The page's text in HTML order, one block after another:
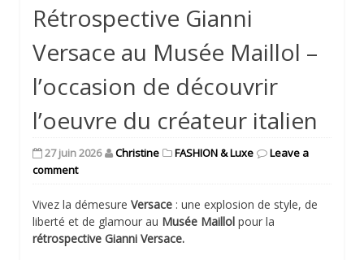
Rétrospective Gianni
Versace au Musée Maillol –
l’occasion de découvrir
l’oeuvre du créateur italien
27 juin 2026 Christine FASHION & Luxe
Leave a
comment
Vivez la démesure Versace : une explosion de style, de
liberté et de glamour au Musée Maillol pour la
rétrospective Gianni Versace.